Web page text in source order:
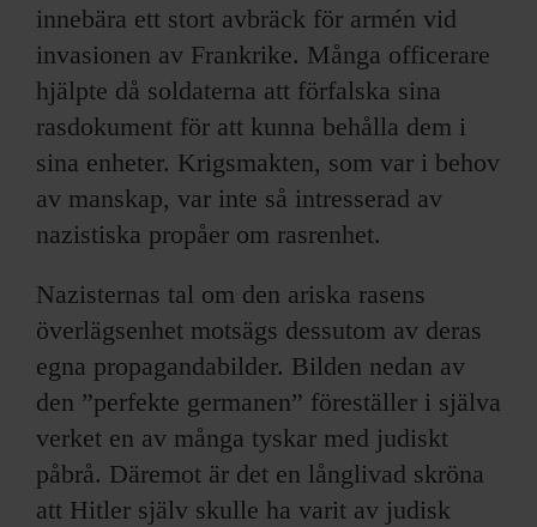
innebära ett stort avbräck för armén vid
invasionen av Frankrike. Många officerare
hjälpte då soldaterna att förfalska sina
rasdokument för att kunna behålla dem i
sina enheter. Krigsmakten, som var i behov
av manskap, var inte så intresserad av
nazistiska propåer om rasrenhet.
Nazisternas tal om den ariska rasens
överlägsenhet motsägs dessutom av deras
egna propagandabilder. Bilden nedan av
den ”perfekte germanen” föreställer i själva
verket en av många tyskar med judiskt
påbrå. Däremot är det en långlivad skröna
att Hitler själv skulle ha varit av judisk